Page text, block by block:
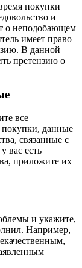
покупки
и
о неподобающем
имеет право
В данной
претензию о
все
покупки, данные
связанные с
вас есть
приложите их
и укажите,
Например,